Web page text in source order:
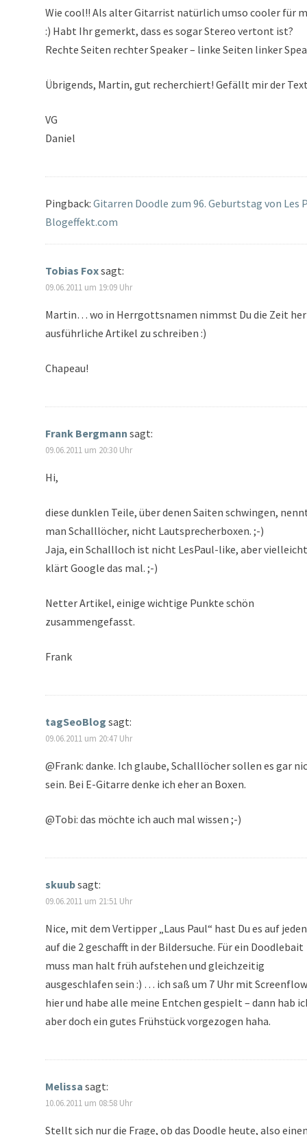
Wie cool!! Als alter Gitarrist natürlich umso cooler für
:) Habt Ihr gemerkt, dass es sogar Stereo vertont ist?
Rechte Seiten rechter Speaker – linke Seiten linker
Übrigends, Martin, gut recherchiert! Gefällt mir der
VG
Daniel
Pingback: Gitarren Doodle zum 96. Geburtstag von Les
Blogeffekt.com
Tobias Foxsagt:
09.06.2011 um 19:09 Uhr
Martin… wo in Herrgottsnamen nimmst Du die Zeit
ausführliche Artikel zu schreiben :)
Chapeau!
Frank Bergmann sagt:
09.06.2011 um 20:30 Uhr
Hi,
diese dunklen Teile, über denen Saiten schwingen,
man Schalllöcher, nicht Lautsprecherboxen. ;-)
Jaja, ein Schallloch ist nicht LesPaul-like, aber vielleicht
klärt Google das mal. ;-)
Netter Artikel, einige wichtige Punkte schön
zusammengefasst.
Frank
tagSeoBlog sagt:
09.06.2011 um 20:47 Uhr
@Frank: danke. Ich glaube, Schalllöcher sollen es gar
sein. Bei E-Gitarre denke ich eher an Boxen.
@Tobi: das möchte ich auch mal wissen ;-)
skuubsagt:
09.06.2011 um 21:51 Uhr
Nice, mit dem Vertipper „Laus Paul“ hast Du es auf
auf die 2 geschafft in der Bildersuche. Für ein Doodlebait
muss man halt früh aufstehen und gleichzeitig
ausgeschlafen sein :) … ich saß um 7 Uhr mit Screenflow
hier und habe alle meine Entchen gespielt – dann hab
aber doch ein gutes Frühstück vorgezogen haha.
Melissa sagt:
10.06.2011 um 08:58 Uhr
Stellt sich nur die Frage, ob das Doodle heute, also